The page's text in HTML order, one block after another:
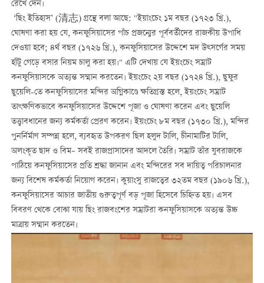
রেখে দেন।
‘ছিং ইতিহাস’ (清志) গ্রন্থে বলা আছে: "ইয়াংচেং ১ম বছর (১৭২৩ খ্রি.),
ঘোষণা করা হয় যে, কনফুসিয়াসের পাঁচ প্রজন্মের পূর্ববর্তীদের রাজকীয় উপাধি
দেওয়া হবে; ৪র্থ বছর (১৭২৬ খ্রি.), কনফুসিয়াসের উদ্দেশে মদ উত্সর্গের সময়
হাঁটু গেড়ে বসার নিয়ম চালু করা হয়।" এটি দেখায় যে ইয়ংচেং সম্রাট
কনফুসিয়াসকে অত্যন্ত সম্মান করতেন। ইয়ংচেং ২য় বছর (১৭২৪ খ্রি.), ছুফুর
ছুয়েলি-তে কনফুসিয়াসের মন্দির অগ্নিকাণ্ডে ক্ষতিগ্রস্ত হলে, ইয়ংচেং সম্রাট
তাৎক্ষণিকভাবে কনফুসিয়াসের উদ্দেশে পূজা ও ঘোষণা করেন এবং ছুয়েলি
তত্ত্বাবধানের জন্য কর্মকর্তা প্রেরণ করেন। ইয়ংচেং ৮ম বছর (১৭৩০ খ্রি.), মন্দির
পুনর্নির্মাণ সম্পন্ন হলে, ব্যবহৃত উপকরণ ছিল হলুদ টালি, চীনামাটির টালি,
অলংকৃত ছাদ ও বিম– সবই রাজপ্রাসাদের আদলে তৈরি। সম্রাট তাঁর যুবরাজকে
পাঠিয়ে কনফুসিয়াসের প্রতি শ্রদ্ধা জানান এবং মন্দিরের সব দায়িত্ব পরিচালনার
জন্য বিশেষ কর্মকর্তা নিয়োগ করেন। কুয়াংসু রাজত্বের ৩২তম বছর (১৯০৬ খ্রি.),
কনফুসিয়াসের আচার জাতীয় গুরুত্বপূর্ণ বড় পূজা হিসেবে চিহ্নিত হয়। এসব
বিবরণ থেকে বোঝা যায় ছিং রাজবংশের সম্রাটরা কনফুসিয়াসকে অত্যন্ত উচ্চ
মাত্রায় সম্মান করতেন।